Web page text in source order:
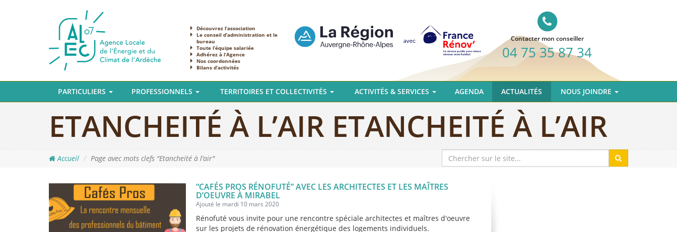
Découvrez l’association
Le conseil d’administration et le
bureau
Toute l’équipe salariée
Adhérez à l’Agence
Nos coordonnées
Bilans d’activités
Contacter mon conseiller
04 75 35 87 34
PARTICULIERS PROFESSIONNELS TERRITOIRES ET COLLECTIVITÉS ACTIVITÉS & SERVICES AGENDA ACTUALITÉS NOUS JOINDRE
ETANCHEITÉ À L’AIR ETANCHEITÉ À L’AIR
Accueil Page avec mots clefs "Etancheité à l’air"
“CAFÉS PROS RÉNOFUTÉ” AVEC LES ARCHITECTES ET LES MAÎTRES
D’OEUVRE À MIRABEL
Ajouté le mardi 10 mars 2020
Rénofuté vous invite pour une rencontre spéciale architectes et maîtres d'oeuvre
sur les projets de rénovation énergétique des logements individuels.